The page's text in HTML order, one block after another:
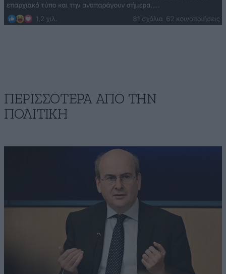
ΠΕΡΙΣΣΟΤΕΡΑ ΑΠΟ ΤΗΝ
ΠΟΛΙΤΙΚΗ